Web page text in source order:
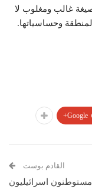
غالب ومغلوب لا
وحساسياتها.
Google+
القادم بوست
مستوطنون اسرائيليون